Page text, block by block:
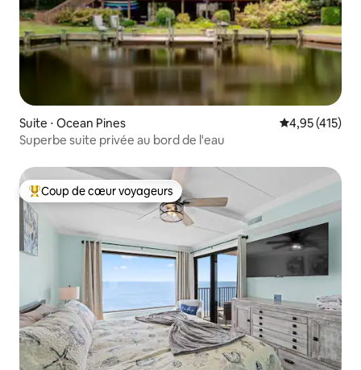
Suite ⋅ Ocean Pines Évaluation
4,95 (415)
Superbe suite privée au bord de l'eau
Coups de cœur voyageurs les plus appréciés
Coup de cœur voyageurs